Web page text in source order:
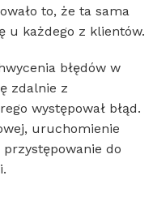
to, że ta sama
u każdego z klientów.
błędów w
zdalnie z
występował błąd.
uruchomienie
do